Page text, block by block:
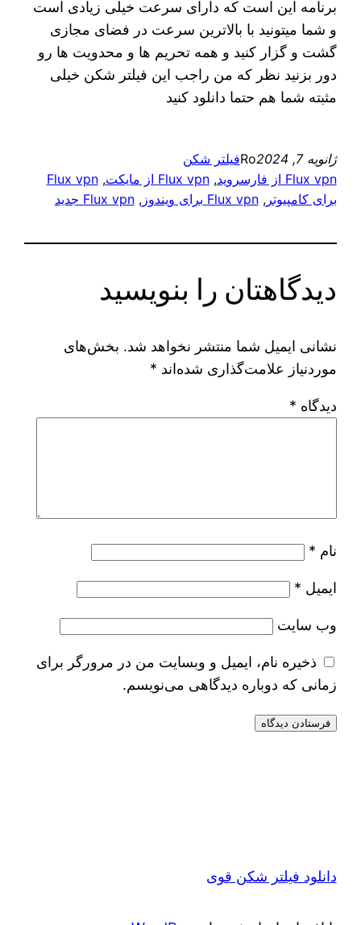
برنامه این است که دارای سرعت خیلی زیادی است
و شما میتونید با بالاترین سرعت در فضای مجازی
گشت و گزار کنید و همه تحریم ها و محدویت ها رو
دور بزنید نظر که من راجب این فیلتر شکن خیلی
مثبته شما هم حتما دانلود کنید
ژانویه 7, 2024 Roفیلتر شکن
Flux vpn از فارسروید
, Flux vpn از مایکت ,
Flux vpn
برای کامپیوتر, Flux vpn برای ویندوز , Flux vpn جدید
دیدگاهتان را بنویسید
نشانی ایمیل شما منتشر نخواهد شد. بخش‌های
موردنیاز علامت‌گذاری شده‌اند *
دیدگاه *
نام *
ایمیل *
وب‌ سایت
ذخیره نام، ایمیل و وبسایت من در مرورگر برای
زمانی که دوباره دیدگاهی می‌نویسم.
دانلود فیلتر شکن قوی